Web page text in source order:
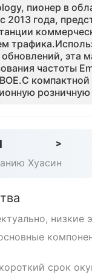
пионер в
года,
эта
частоты
качества всего
работы с
>
Хуасин
низкие
срок